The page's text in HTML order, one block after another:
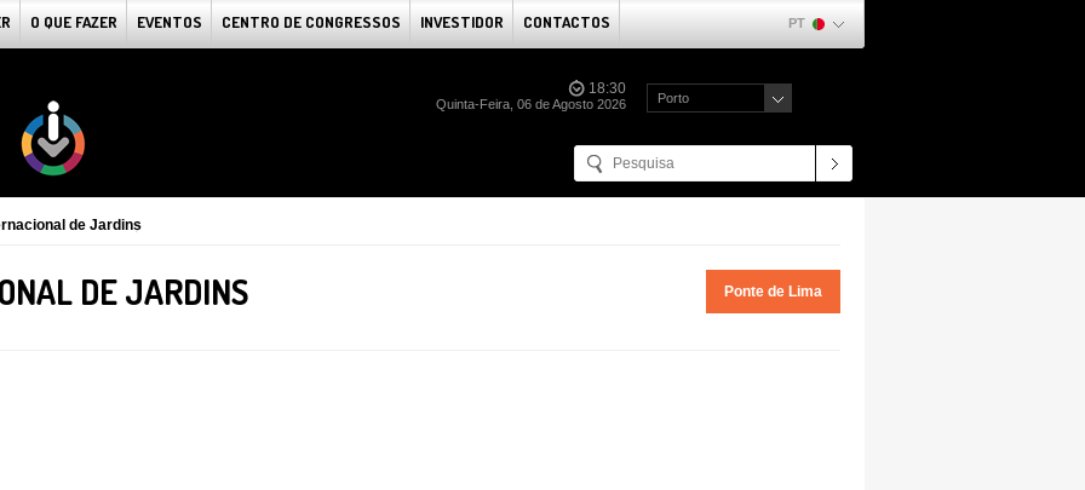
O QUE FAZER EVENTOS CENTRO DE CONGRESSOS INVESTIDOR CONTACTOS PT
18:30
Quinta-Feira, 06 de Agosto 2026 Porto
de Jardins
DE JARDINS Ponte de Lima